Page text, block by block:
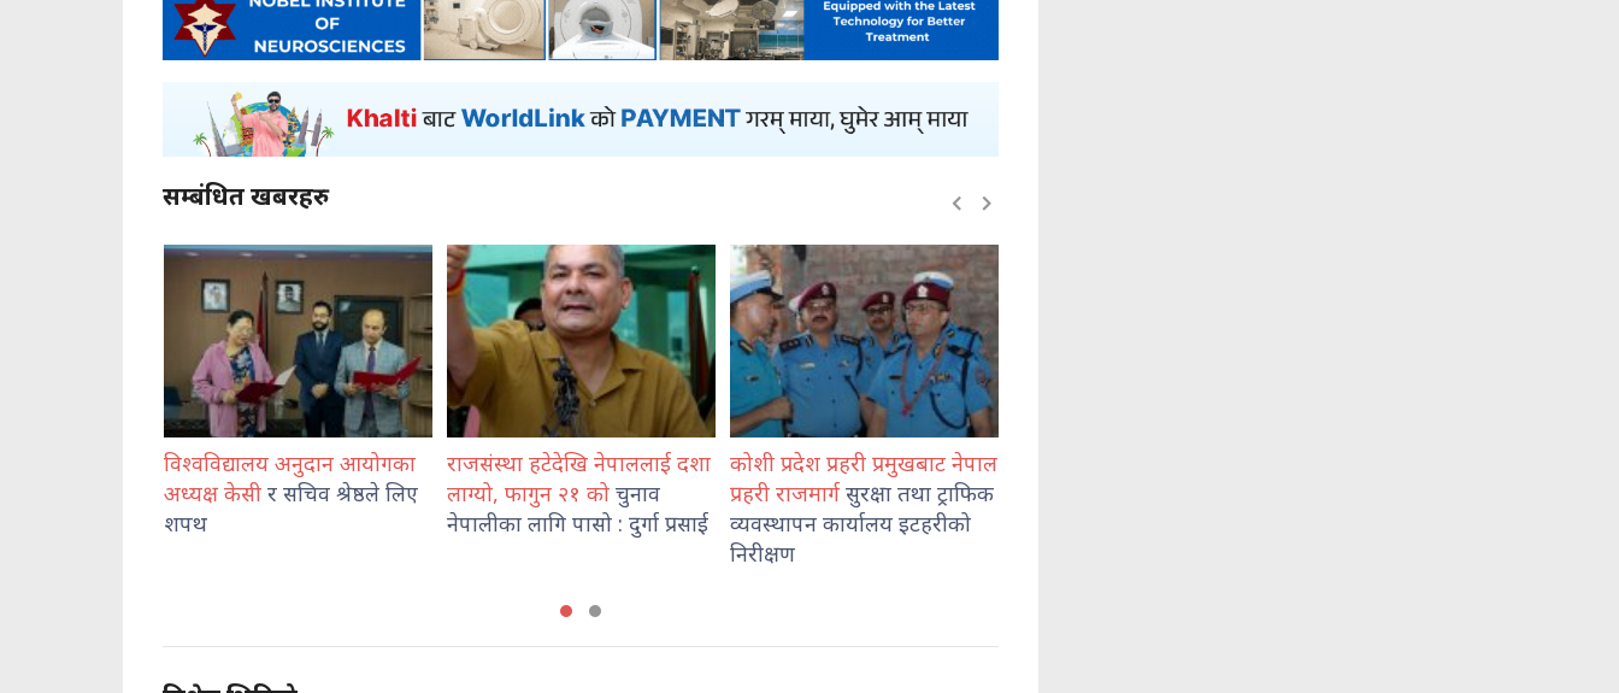
सम्बंधित खबरहरु
राजसंस्था हटेदेखि नेपाललाई दशा
लाग्यो, फागुन २१ को चुनाव
नेपालीका लागि पासो : दुर्गा प्रसाई
कोशी प्रदेश प्रहरी प्रमुखबाट नेपाल
प्रहरी राजमार्ग सुरक्षा तथा ट्राफिक
व्यवस्थापन कार्यालय इटहरीको
भेडेटारबाट ६४७ किलो गाँजासहित
दुई जना पक्राउ